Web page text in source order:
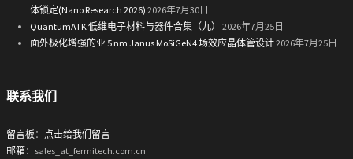
体锁定(Nano Research 2026) 2026年7月30日
QuantumATK 低维电子材料与器件合集（九）
2026年7月25日
面外极化增强的亚 5 nm Janus MoSiGeN4 场效应晶体管设计2026年7月25日
联系我们
留言板 ： 点击给我们留言
邮箱：sales_at_fermitech.com.cn